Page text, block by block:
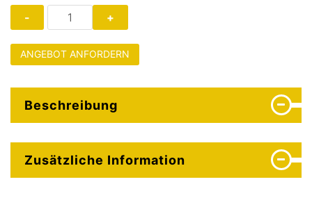
ANGEBOT ANFORDERN
Beschreibung
Zusätzliche Information